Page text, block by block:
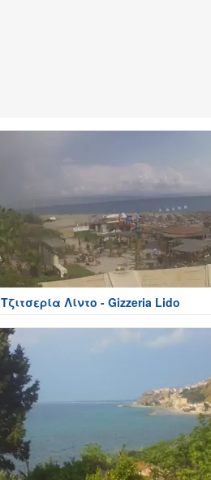
Τζιτσερία Λίντο - Gizzeria Lido